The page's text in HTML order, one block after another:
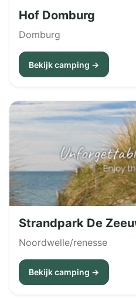
Hof Domburg
Domburg
Bekijk camping →
Strandpark De
Noordwelle/renesse
Bekijk camping →